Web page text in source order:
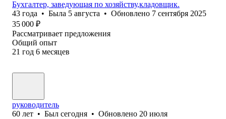
Бухгалтер, заведующая по хозяйству,кладовщик.
43 года • Была 5 августа • Обновлено 7 сентября 2025
35 000 ₽
Рассматривает предложения
Общий опыт
21 год 6 месяцев
руководитель
60 лет • Был сегодня • Обновлено 20 июля